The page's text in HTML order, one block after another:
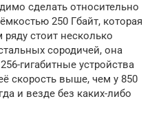
сделать относительно
250 Гбайт, которая
стоит несколько
сородичей, она
гигабитные устройства
скорость выше, чем у 850
и везде без каких-либо